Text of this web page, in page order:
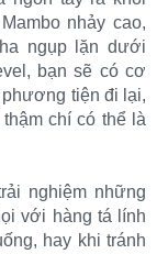
nhảy cao,
ngụp lặn dưới
bạn sẽ có cơ
tiện đi lại,
chí có thể là
nghiệm những
với hàng tá lính
hay khi tránh